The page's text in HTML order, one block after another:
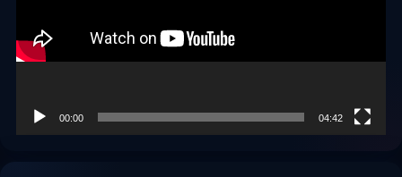
00:00 04:42